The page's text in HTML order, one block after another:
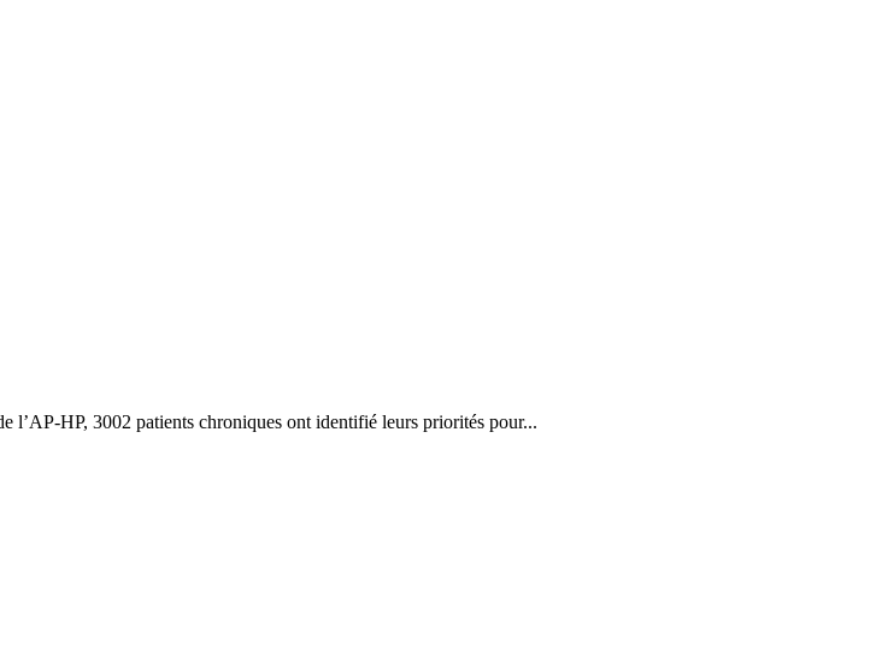
l’AP-HP, 3002 patients chroniques ont identifié leurs priorités pour...